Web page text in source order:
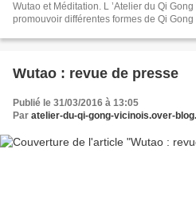
Wutao et Méditation. L ’Atelier du Qi
promouvoir différentes formes de Qi
le Wutao art corporel par excellence,
Wutao : revue de presse
Publié le 31/03/2016 à 13:05
Par atelier-du-qi-gong-vicinois.over-